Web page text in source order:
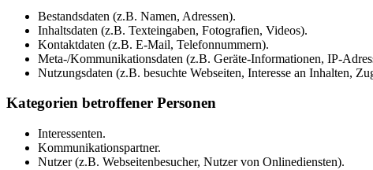
Bestandsdaten (z.B. Namen, Adressen).
Inhaltsdaten (z.B. Texteingaben, Fotografien, Videos).
Kontaktdaten (z.B. E-Mail, Telefonnummern).
Meta-/Kommunikationsdaten (z.B. Geräte-Informationen, IP-
Nutzungsdaten (z.B. besuchte Webseiten, Interesse an Inhalten,
Kategorien betroffener Personen
Interessenten.
Kommunikationspartner.
Nutzer (z.B. Webseitenbesucher, Nutzer von Onlinediensten).